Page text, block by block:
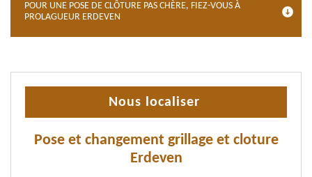
POUR UNE POSE DE CLÔTURE PAS CHÈRE, FIEZ-VOUS À
PROLAGUEUR ERDEVEN
Nous localiser
Pose et changement grillage et cloture
Erdeven